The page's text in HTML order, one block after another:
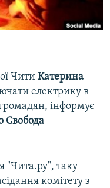
Чити Катерина
електрику в
інформує
Свобода
"Чита.ру", таку
комітету з